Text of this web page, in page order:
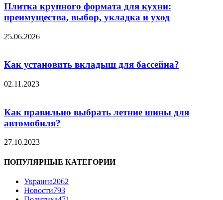
Плитка крупного формата для кухни:
преимущества, выбор, укладка и уход
25.06.2026
Как установить вкладыш для бассейна?
02.11.2023
Как правильно выбрать летние шины для
автомобиля?
27.10.2023
ПОПУЛЯРНЫЕ КАТЕГОРИИ
Украина2062
Новости793